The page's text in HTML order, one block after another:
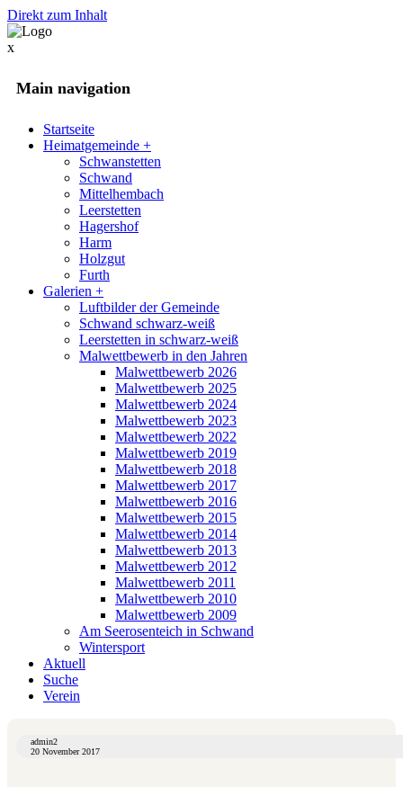
Direkt zum Inhalt
x
Main navigation
Startseite
Heimatgemeinde +
Schwanstetten
Schwand
Mittelhembach
Leerstetten
Hagershof
Harm
Holzgut
Furth
Galerien +
Luftbilder der Gemeinde
Schwand schwarz-weiß
Leerstetten in schwarz-weiß
Malwettbewerb in den Jahren
Malwettbewerb 2026
Malwettbewerb 2025
Malwettbewerb 2024
Malwettbewerb 2023
Malwettbewerb 2022
Malwettbewerb 2019
Malwettbewerb 2018
Malwettbewerb 2017
Malwettbewerb 2016
Malwettbewerb 2015
Malwettbewerb 2014
Malwettbewerb 2013
Malwettbewerb 2012
Malwettbewerb 2011
Malwettbewerb 2010
Malwettbewerb 2009
Am Seerosenteich in Schwand
Wintersport
Aktuell
Suche
Verein
admin2
20 November 2017